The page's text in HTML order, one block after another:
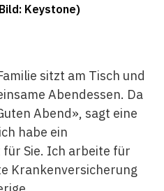
Keystone)
sitzt am Tisch und
Abendessen. Da
Abend», sagt eine
habe ein
Sie. Ich arbeite für
Krankenversicherung